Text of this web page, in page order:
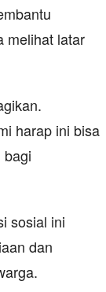
melihat latar
harap ini bisa
bagi
sosial ini
dan